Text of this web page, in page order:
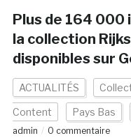
Plus de 164 000
la collection
disponibles sur
ACTUALITÉS
Content Pays Bas
admin
0 commentaire